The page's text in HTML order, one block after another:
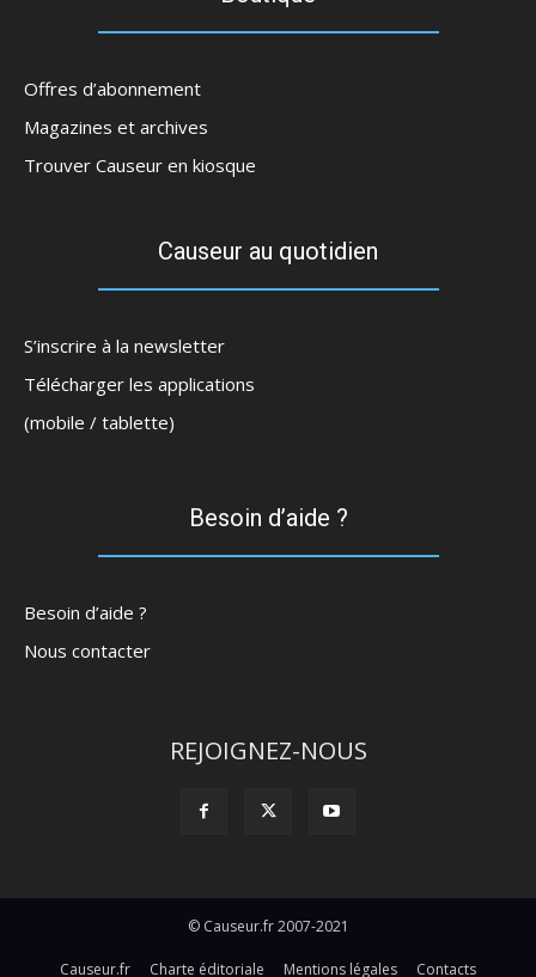
Offres d’abonnement
Magazines et archives
Trouver Causeur en kiosque
Causeur au quotidien
S’inscrire à la newsletter
Télécharger les applications
(mobile / tablette)
Besoin d’aide ?
Besoin d’aide ?
Nous contacter
REJOIGNEZ-NOUS
© Causeur.fr 2007-2021
Causeur.fr Charte éditoriale Mentions légales Contacts